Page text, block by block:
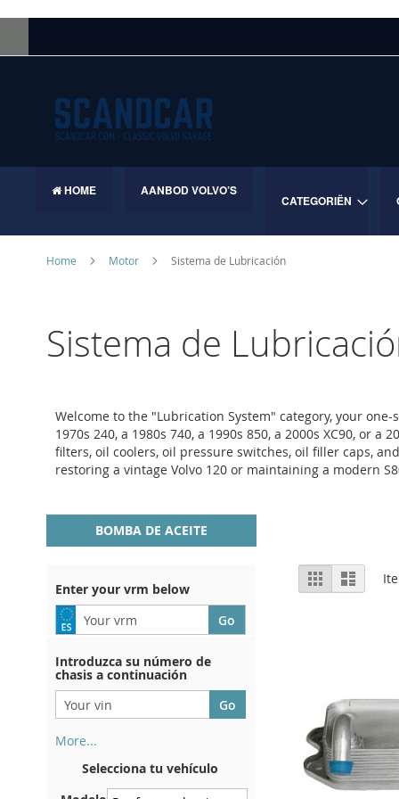
to
HOME AANBOD VOLVO’S
CATEGORIËN
Home Motor Sistema de Lubricación
Sistema de
Welcome to the "Lubrication System" category, your
1970s 240, a 1980s 740, a 1990s 850, a 2000s XC90, or
filters, oil coolers, oil pressure switches, oil filler caps,
restoring a vintage Volvo 120 or maintaining a modern
BOMBA DE ACEITE
View
as
Grid List
Enter your vrm below
Introduzca su número de
chasis a continuación
More...
encuentra en el reverso de su
certificado de registro. Y
Selecciona tu vehículo